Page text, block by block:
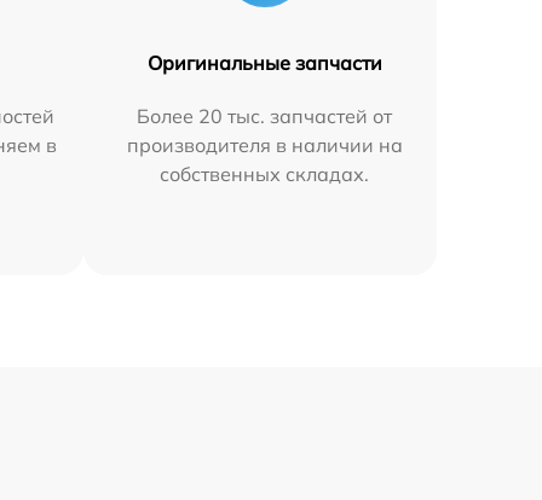
в
Оригинальные запчасти
Более 20 тыс. запчастей от
производителя в наличии на
собственных складах.